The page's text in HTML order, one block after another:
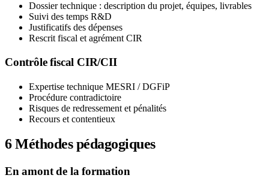
Dossier technique : description du projet, équipes, livrables
Suivi des temps R&D
Justificatifs des dépenses
Rescrit fiscal et agrément CIR
Contrôle fiscal CIR/CII
Expertise technique MESRI / DGFiP
Procédure contradictoire
Risques de redressement et pénalités
Recours et contentieux
6Méthodes pédagogiques
En amont de la formation